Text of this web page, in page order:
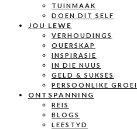
TUINMAAK
DOEN DIT SELF
JOU LEWE
VERHOUDINGS
OUERSKAP
INSPIRASIE
IN DIE NUUS
GELD & SUKSES
PERSOONLIKE GROEI
ONTSPANNING
REIS
BLOGS
LEESTYD